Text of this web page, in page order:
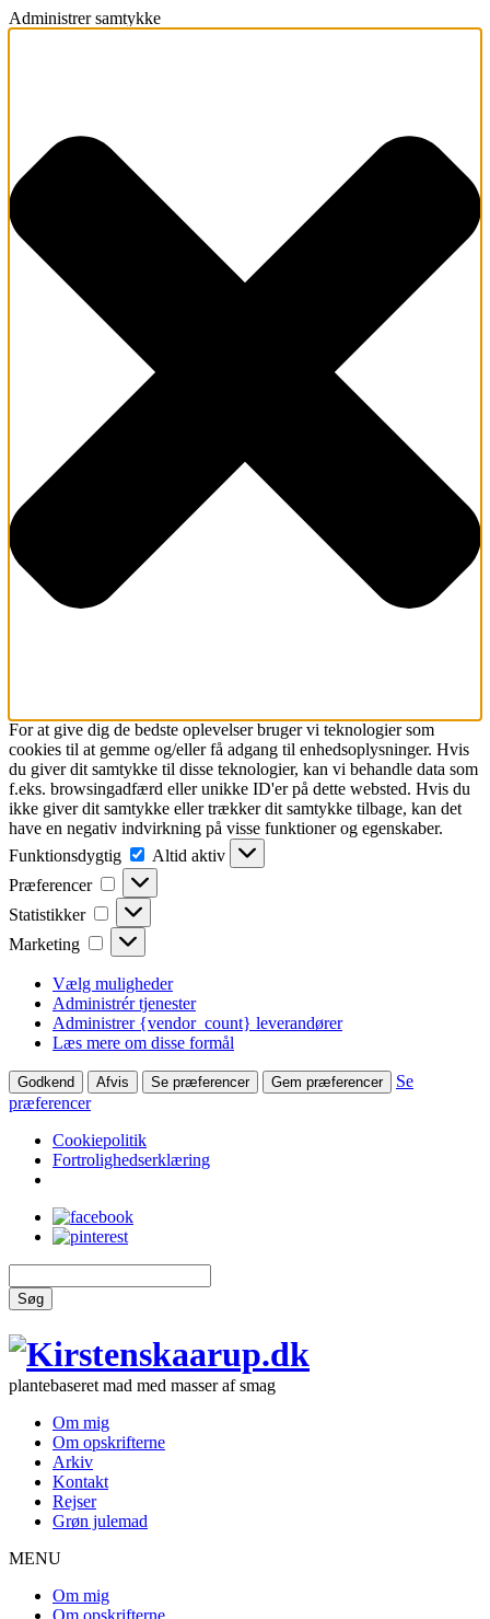
Administrer samtykke
For at give dig de bedste oplevelser bruger vi teknologier som
cookies til at gemme og/eller få adgang til enhedsoplysninger. Hvis
du giver dit samtykke til disse teknologier, kan vi behandle data som
f.eks. browsingadfærd eller unikke ID'er på dette websted. Hvis du
ikke giver dit samtykke eller trækker dit samtykke tilbage, kan det
have en negativ indvirkning på visse funktioner og egenskaber.
Funktionsdygtig
Funktionsdygtig
Altid aktiv
Præferencer
Præferencer
Statistikker Statistikker
Marketing Marketing
Vælg muligheder
Administrér tjenester
Administrer {vendor_count} leverandører
Læs mere om disse formål
Godkend Afvis Se præferencer Gem præferencer
Se
præferencer
Cookiepolitik
Fortrolighedserklæring
Søg
plantebaseret mad med masser af smag
Om mig
Om opskrifterne
Arkiv
Kontakt
Rejser
Grøn julemad
MENU
Om mig